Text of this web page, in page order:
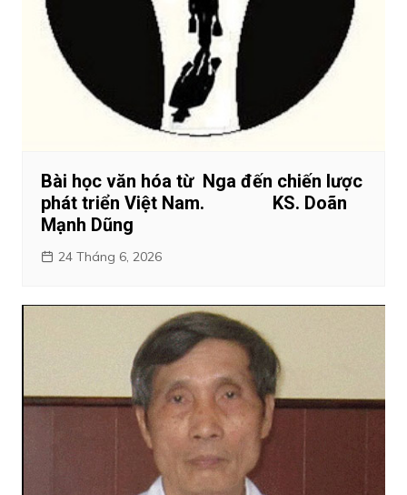
Bài học văn hóa từ Nga đến chiến lược
phát triển Việt Nam. KS. Doãn
Mạnh Dũng
24 Tháng 6, 2026